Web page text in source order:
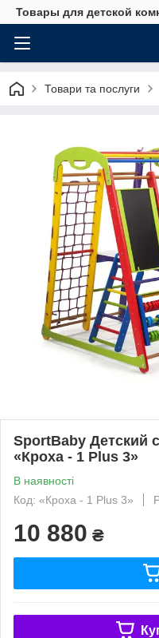
Товары для детской
Товари та послуги
SportBaby Детский
«Кроха - 1 Plus 3»
В наявності
Код: «Кроха - 1 Plus 3»
10 880 ₴